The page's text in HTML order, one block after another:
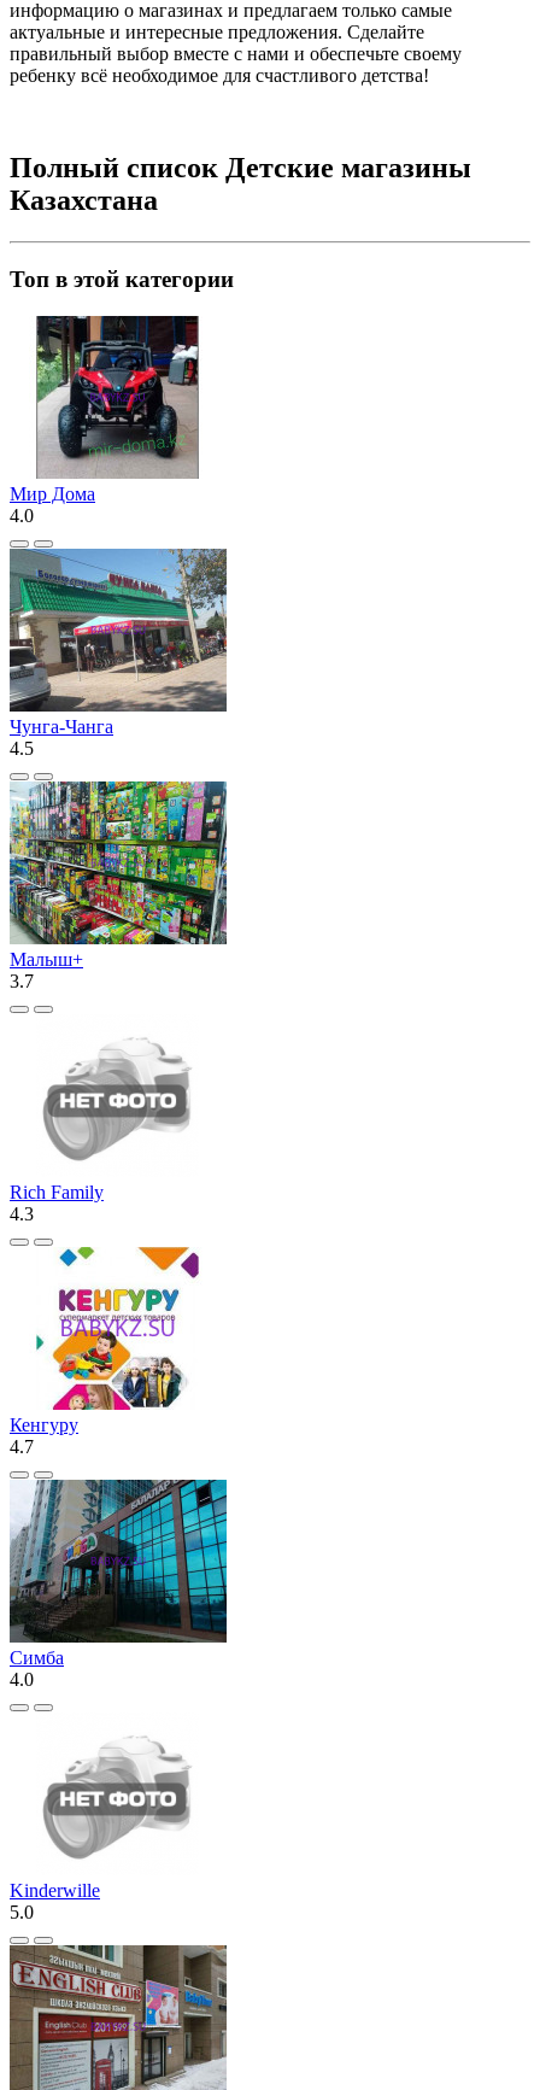
информацию о магазинах и предлагаем только самые
актуальные и интересные предложения. Сделайте
правильный выбор вместе с нами и обеспечьте своему
ребенку всё необходимое для счастливого детства!
Полный список Детские магазины
Казахстана
Топ в этой категории
Мир Дома
4.0
Чунга-Чанга
4.5
Малыш+
3.7
Rich Family
4.3
Кенгуру
4.7
Симба
4.0
Kinderwille
5.0